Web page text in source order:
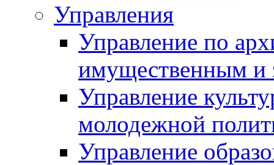
Управления
Управление по
имущественным и
Управление
молодежной
Управление